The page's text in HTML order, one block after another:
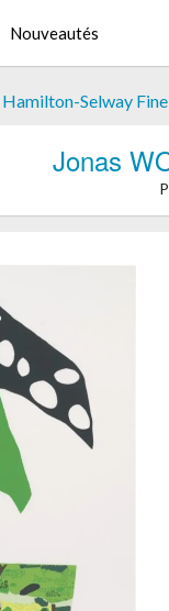
Nouveautés
Hamilton-Selway
Jonas